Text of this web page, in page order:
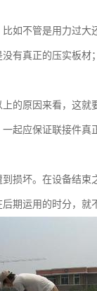
如不管是用力过
有真正的压实板
的原因来看，这
起应保证联接件
损坏。在设备结
期运用的时分，就